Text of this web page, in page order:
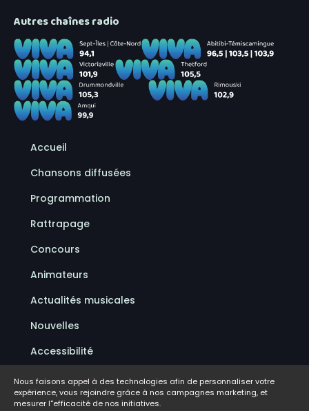
Autres chaînes radio
Accueil
Chansons diffusées
Programmation
Rattrapage
Concours
Animateurs
Actualités musicales
Nouvelles
Accessibilité
Politique de confidentialité
Conditions d'utilisation
Nous faisons appel à des technologies afin de personnaliser votre
expérience, vous rejoindre grâce à nos campagnes marketing, et
mesurer l''efficacité de nos initiatives.